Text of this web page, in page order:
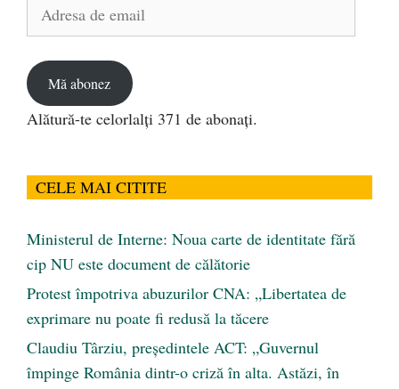
Adresa
Mă abonez
Alătură-te celorlalți 371 de abonați.
CELE MAI CITITE
Ministerul de Interne: Noua carte de identitate fără
cip NU este document de călătorie
Protest împotriva abuzurilor CNA: „Libertatea de
exprimare nu poate fi redusă la tăcere
Claudiu Târziu, președintele ACT: „Guvernul
împinge România dintr-o criză în alta. Astăzi, în